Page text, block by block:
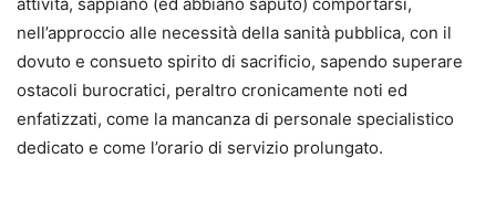
nell’approccio alle necessità della sanità pubblica, con il
dovuto e consueto spirito di sacrificio, sapendo superare
ostacoli burocratici, peraltro cronicamente noti ed
enfatizzati, come la mancanza di personale specialistico
dedicato e come l’orario di servizio prolungato.